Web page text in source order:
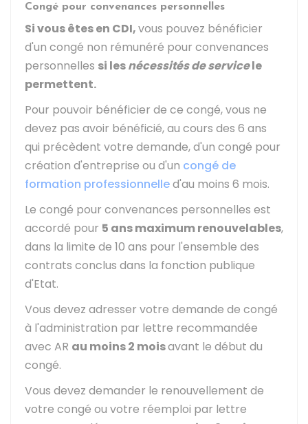
Congé pour convenances personnelles
Si vous êtes en CDI,vous pouvez bénéficier
d'un congé non rémunéré pour convenances
personnelles si lesnécessités de servicele
permettent.
Pour pouvoir bénéficier de ce congé, vous ne
devez pas avoir bénéficié, au cours des 6 ans
qui précèdent votre demande, d'un congé pour
création d'entreprise ou d'un congé de
formation professionnelled'au moins 6 mois.
Le congé pour convenances personnelles est
accordé pour 5 ans maximum renouvelables,
dans la limite de 10 ans pour l'ensemble des
contrats conclus dans la fonction publique
d'Etat.
Vous devez adresser votre demande de congé
à l'administration par lettre recommandée
avec AR au moins 2 moisavant le début du
congé.
Vous devez demander le renouvellement de
votre congé ou votre réemploi par lettre